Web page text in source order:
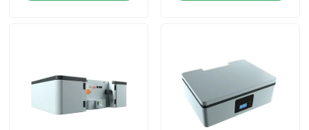
Todos os casos